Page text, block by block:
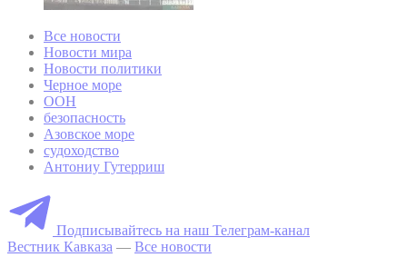
Все новости
Новости мира
Новости политики
Черное море
ООН
безопасность
Азовское море
судоходство
Антониу Гутерриш
Подписывайтесь на наш Телеграм-канал
Вестник Кавказа — Все новости